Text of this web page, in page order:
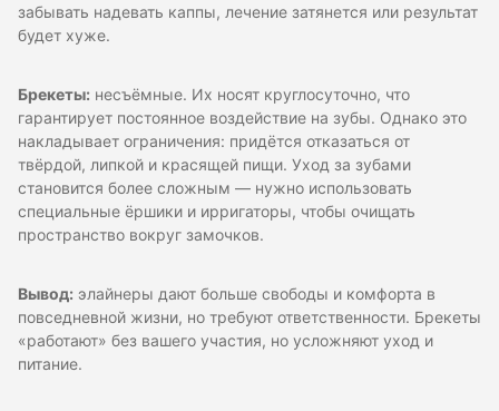
забывать надевать каппы, лечение затянется или результат
будет хуже.
Брекеты: несъёмные. Их носят круглосуточно, что
гарантирует постоянное воздействие на зубы. Однако это
накладывает ограничения: придётся отказаться от
твёрдой, липкой и красящей пищи. Уход за зубами
становится более сложным — нужно использовать
специальные ёршики и ирригаторы, чтобы очищать
пространство вокруг замочков.
Вывод: элайнеры дают больше свободы и комфорта в
повседневной жизни, но требуют ответственности. Брекеты
«работают» без вашего участия, но усложняют уход и
питание.